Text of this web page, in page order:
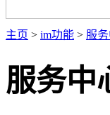
主页 > im功能 > 服
服务中